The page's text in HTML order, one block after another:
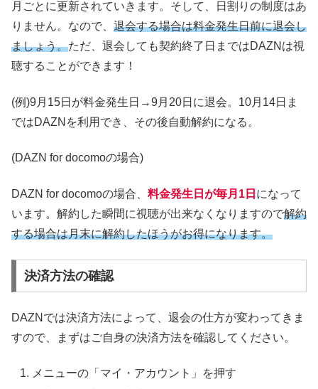
月ごとに更新されていきます。 そして、日割りの制度はあ
りません。 なので、 退会する場合は料金発生日前に退会し
ましょう。ただ、退会しても契約終了日まではDAZN は視
聴することができます！
(例)9月 15日が料金発生日 →9月 20日に退会。 10月 14日ま
ではDAZN を利用でき、その後自動解約になる。
(DAZN for docomoの場合)
DAZN for docomoの場合、 料金発生日が毎月 1 日 になって
います。 解約した瞬間に視聴が出来なくなりますので解約
する場合は月末に解約したほうがお得になります。
決済方法の確認
DAZNでは決済方法によって、退会の仕方が変わってきま
すので、まずはご自身の決済方法を確認してください。
メニューの「マイ・アカウント」を押す